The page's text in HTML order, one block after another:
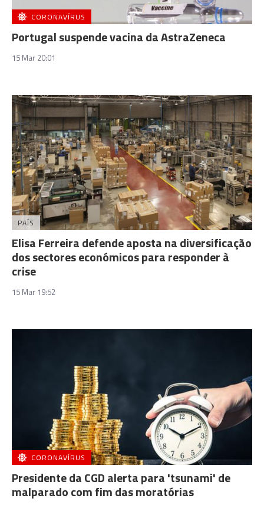
CORONAVÍRUS
Portugal suspende vacina da AstraZeneca
15 Mar 20:01
PAÍS
Elisa Ferreira defende aposta na diversificação
dos sectores económicos para responder à
crise
15 Mar 19:52
CORONAVÍRUS
Presidente da CGD alerta para 'tsunami' de
malparado com fim das moratórias